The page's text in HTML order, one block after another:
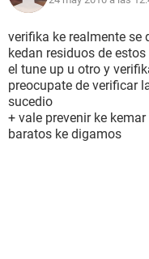
verifika ke realmente se
kedan residuos de
el tune up u otro y
preocupate de verificar
sucedio
+ vale prevenir ke
baratos ke digamos